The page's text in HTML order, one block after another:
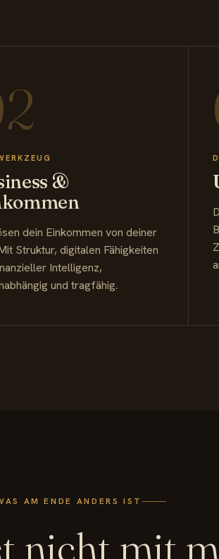
&
dein Einkommen von deiner
Struktur, digitalen Fähigkeiten
Intelligenz,
und tragfähig.
AM ENDE ANDERS IST
nicht mit